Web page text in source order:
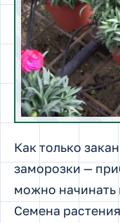
Как только
заморозки —
можно начинать
Семена